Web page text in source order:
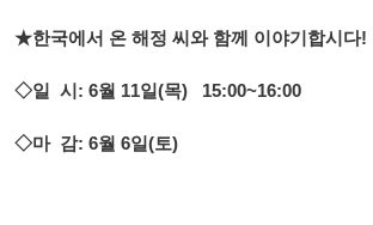
★한국에서 온 해정 씨와 함께 이야기합시다!
◇일 시: 6월 11일(목) 15:00~16:00
◇마 감: 6월 6일(토)